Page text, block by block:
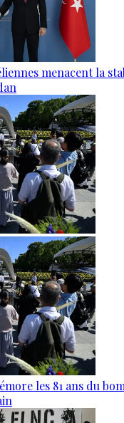
menacent la
les 81 ans du